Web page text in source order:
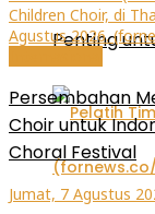
Penting
Persembahan
Choir untuk
Choral Festival
Jumat, 7 Agustus